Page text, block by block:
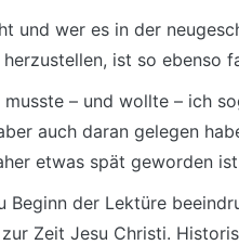
und wer es in der
ist so ebenso
– und wollte – ich
auch daran gelegen
etwas spät geworden
Beginn der Lektüre
Zeit Jesu Christi.